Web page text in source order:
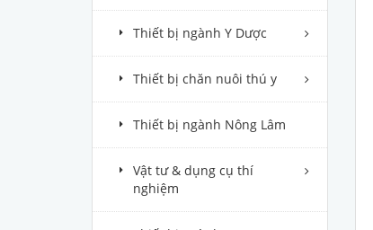
Thiết bị ngành Y Dược
Thiết bị chăn nuôi thú y
Thiết bị ngành Nông Lâm
Vật tư & dụng cụ thí
nghiệm